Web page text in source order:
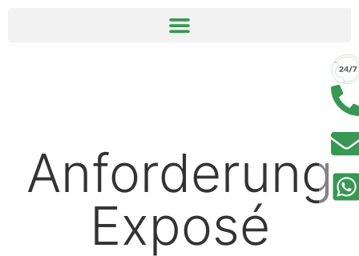
Anforderung
Exposé